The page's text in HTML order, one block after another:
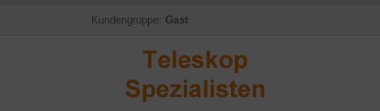
Kundengruppe: Gast